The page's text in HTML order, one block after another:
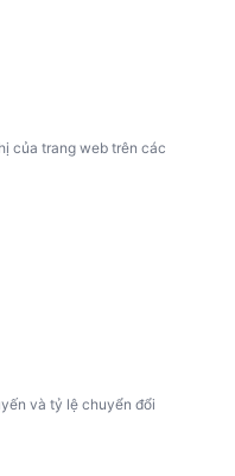
của trang web trên các
và tỷ lệ chuyển đổi